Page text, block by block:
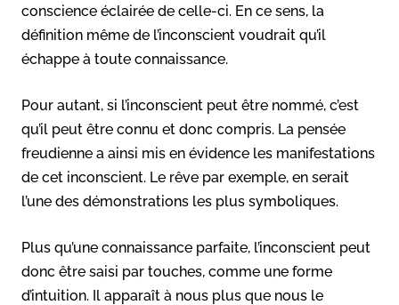
conscience éclairée de celle-ci. En ce sens, la
définition même de l’inconscient voudrait qu’il
échappe à toute connaissance.
Pour autant, si l’inconscient peut être nommé, c’est
qu’il peut être connu et donc compris. La pensée
freudienne a ainsi mis en évidence les manifestations
de cet inconscient. Le rêve par exemple, en serait
l’une des démonstrations les plus symboliques.
Plus qu’une connaissance parfaite, l’inconscient peut
donc être saisi par touches, comme une forme
d’intuition. Il apparaît à nous plus que nous le